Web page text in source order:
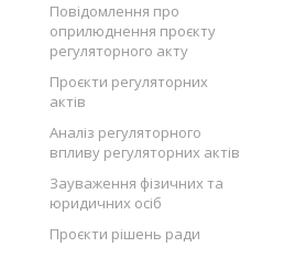
Повідомлення про
оприлюднення проєкту
регуляторного акту
Проєкти регуляторних
актів
Аналіз регуляторного
впливу регуляторних актів
Зауваження фізичних та
юридичних осіб
Проєкти рішень ради